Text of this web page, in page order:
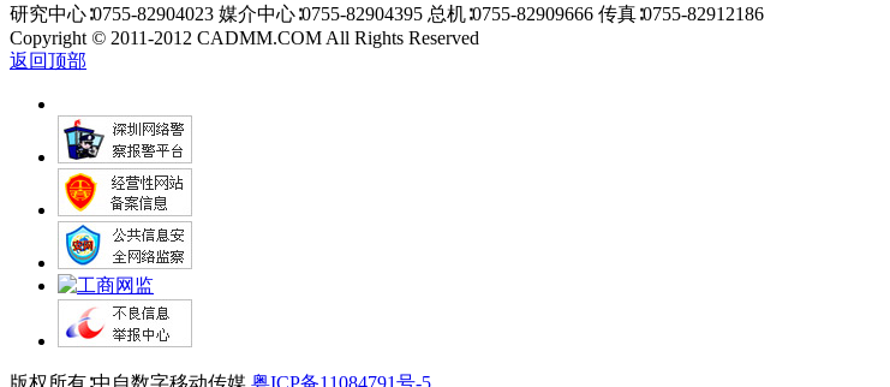
研究中心∶0755-82904023 媒介中心∶0755-82904395 总机∶0755-82909666 传真∶0755-82912186
Copyright © 2011-2012 CADMM.COM All Rights Reserved
返回顶部
版权所有∶中自数字移动传媒 粤ICP备11084791号-5